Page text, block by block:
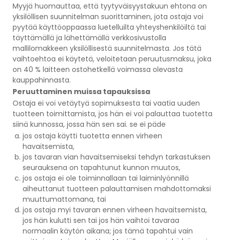
Myyjä huomauttaa, että tyytyväisyystakuun ehtona on
yksilöllisen suunnitelman suorittaminen, jota ostaja voi
pyytää käyttöoppaassa luetelluilta yhteyshenkilöiltä tai
täyttämällä ja lähettämällä verkkosivustolla
mallilomakkeen yksilöllisestä suunnitelmasta. Jos tätä
vaihtoehtoa ei käytetä, veloitetaan peruutusmaksu, joka
on 40 % laitteen ostohetkellä voimassa olevasta
kauppahinnasta.
Peruuttaminen muissa tapauksissa
Ostaja ei voi vetäytyä sopimuksesta tai vaatia uuden
tuotteen toimittamista, jos hän ei voi palauttaa tuotetta
siinä kunnossa, jossa hän sen sai. se ei päde
jos ostaja käytti tuotetta ennen virheen
havaitsemista,
jos tavaran vian havaitsemiseksi tehdyn tarkastuksen
seurauksena on tapahtunut kunnon muutos,
jos ostaja ei ole toiminnallaan tai laiminlyönnillä
aiheuttanut tuotteen palauttamisen mahdottomaksi
muuttumattomana, tai
jos ostaja myi tavaran ennen virheen havaitsemista,
jos hän kulutti sen tai jos hän vaihtoi tavaraa
normaalin käytön aikana; jos tämä tapahtui vain